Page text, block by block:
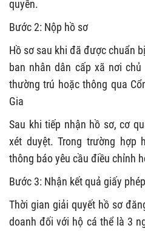
quyền.
Bước 2: Nộp hồ sơ
Hồ sơ sau khi đã được chuẩn
ban nhân dân cấp xã nơi
thường trú hoặc thông qua
Gia
Sau khi tiếp nhận hồ sơ, cơ
xét duyệt. Trong trường hợp
thông báo yêu cầu điều chỉnh
Bước 3: Nhận kết quả giấy
Thời gian giải quyết hồ sơ
doanh đối với hộ cá thể là 3